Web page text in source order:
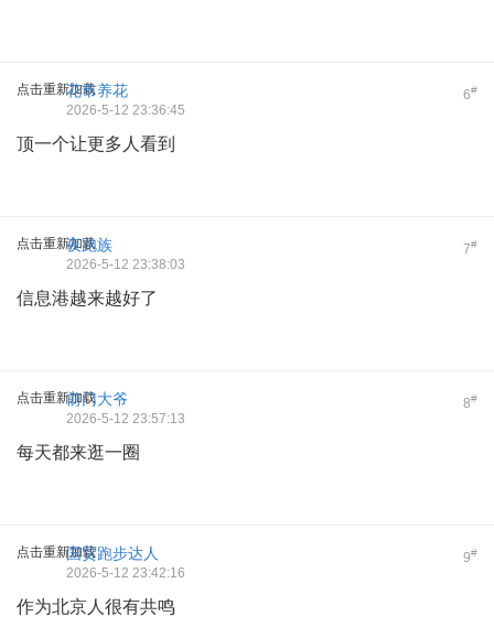
点击重新加载 6#
花市养花
2026-5-12 23:36:45
顶一个让更多人看到
点击重新加载 7#
夜跑族
2026-5-12 23:38:03
信息港越来越好了
点击重新加载 8#
前门大爷
2026-5-12 23:57:13
每天都来逛一圈
点击重新加载 9#
国贸跑步达人
2026-5-12 23:42:16
作为北京人很有共鸣